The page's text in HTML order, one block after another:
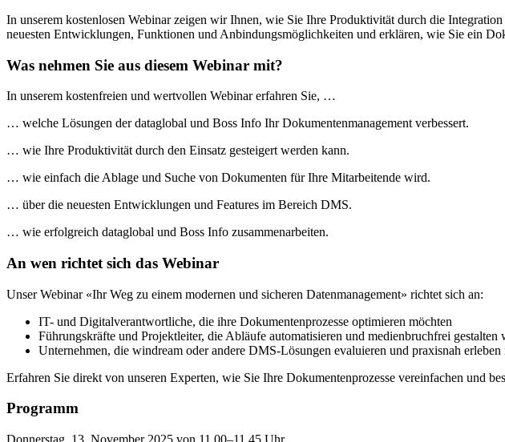
In unserem kostenlosen Webinar zeigen wir Ihnen, wie Sie Ihre Produktivität durch die Integration
neuesten Entwicklungen, Funktionen und Anbindungsmöglichkeiten und erklären, wie Sie ein
Was nehmen Sie aus diesem Webinar mit?
In unserem kostenfreien und wertvollen Webinar erfahren Sie, …
… welche Lösungen der dataglobal und Boss Info Ihr Dokumentenmanagement verbessert.
… wie Ihre Produktivität durch den Einsatz gesteigert werden kann.
… wie einfach die Ablage und Suche von Dokumenten für Ihre Mitarbeitende wird.
… über die neuesten Entwicklungen und Features im Bereich DMS.
… wie erfolgreich dataglobal und Boss Info zusammenarbeiten.
An wen richtet sich das Webinar
Unser Webinar «Ihr Weg zu einem modernen und sicheren Datenmanagement» richtet sich an:
IT- und Digitalverantwortliche, die ihre Dokumentenprozesse optimieren möchten
Führungskräfte und Projektleiter, die Abläufe automatisieren und medienbruchfrei gestalten
Unternehmen, die windream oder andere DMS-Lösungen evaluieren und praxisnah erleben
Erfahren Sie direkt von unseren Experten, wie Sie Ihre Dokumentenprozesse vereinfachen und
Programm